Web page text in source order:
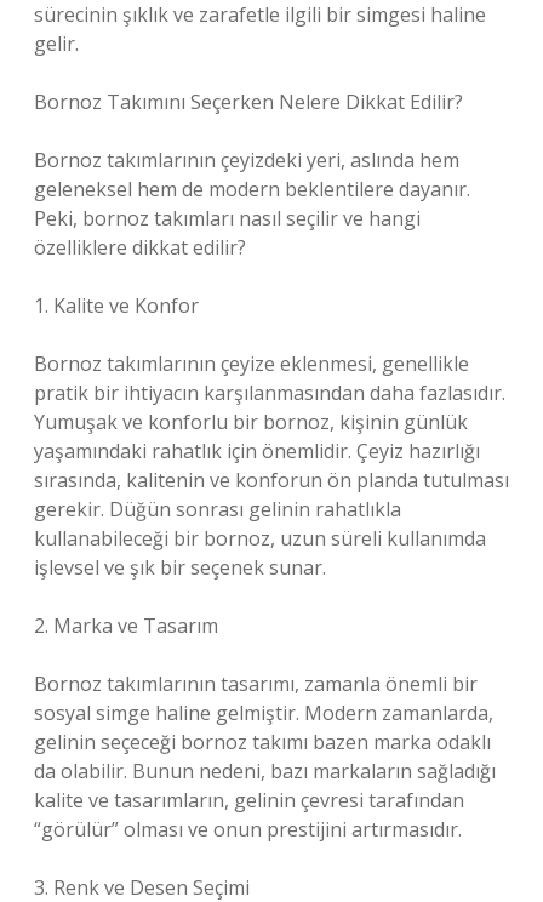
sürecinin şıklık ve zarafetle ilgili bir simgesi haline
gelir.
Bornoz Takımını Seçerken Nelere Dikkat Edilir?
Bornoz takımlarının çeyizdeki yeri, aslında hem
geleneksel hem de modern beklentilere dayanır.
Peki, bornoz takımları nasıl seçilir ve hangi
özelliklere dikkat edilir?
1. Kalite ve Konfor
Bornoz takımlarının çeyize eklenmesi, genellikle
pratik bir ihtiyacın karşılanmasından daha fazlasıdır.
Yumuşak ve konforlu bir bornoz, kişinin günlük
yaşamındaki rahatlık için önemlidir. Çeyiz hazırlığı
sırasında, kalitenin ve konforun ön planda tutulması
gerekir. Düğün sonrası gelinin rahatlıkla
kullanabileceği bir bornoz, uzun süreli kullanımda
işlevsel ve şık bir seçenek sunar.
2. Marka ve Tasarım
Bornoz takımlarının tasarımı, zamanla önemli bir
sosyal simge haline gelmiştir. Modern zamanlarda,
gelinin seçeceği bornoz takımı bazen marka odaklı
da olabilir. Bunun nedeni, bazı markaların sağladığı
kalite ve tasarımların, gelinin çevresi tarafından
“görülür” olması ve onun prestijini artırmasıdır.
3. Renk ve Desen Seçimi